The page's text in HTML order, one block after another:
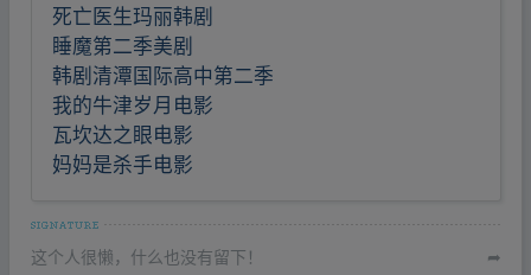
死亡医生玛丽韩剧
睡魔第二季美剧
韩剧清潭国际高中第二季
我的牛津岁月电影
瓦坎达之眼电影
妈妈是杀手电影
这个人很懒，什么也没有留下！ ➦